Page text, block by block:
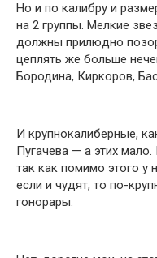
Но и по калибру и
на 2 группы. Мелкие
должны прилюдно
цеплять же больше
Бородина, Киркоров,
И крупнокалиберные,
Пугачева — а этих
так как помимо этого у
если и чудят, то по-
гонорары.